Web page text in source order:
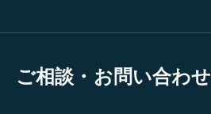
ご相談・お問い合わせ